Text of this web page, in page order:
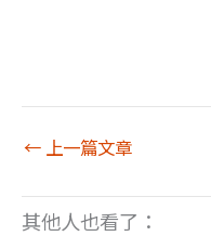
← 上一篇文章
其他人也看了：